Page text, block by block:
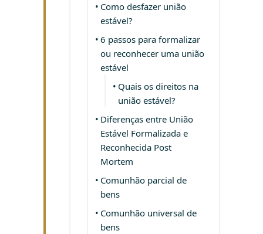
Como desfazer união
estável?
6 passos para formalizar
ou reconhecer uma união
estável
Quais os direitos na
união estável?
Diferenças entre União
Estável Formalizada e
Reconhecida Post
Mortem
Comunhão parcial de
bens
Comunhão universal de
bens